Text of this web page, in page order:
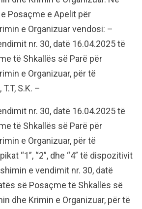
Posaçme e Apelit për
e Organizuar vendosi: –
nr. 30, datë 16.04.2025 të
të Shkallës së Parë për
e Organizuar, për të
S.K. –
nr. 30, datë 16.04.2025 të
të Shkallës së Parë për
e Organizuar, për të
“1”, “2”, dhe “4” të dispozitivit
e vendimit nr. 30, datë
së Posaçme të Shkallës së
dhe Krimin e Organizuar, për të